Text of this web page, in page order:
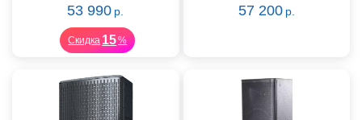
53 990 р.
Скидка 15%
57 200 р.